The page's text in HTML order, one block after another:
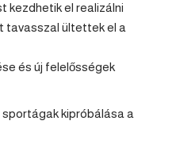
kezdhetik el realizálni
tavasszal ültettek el a
és új felelősségek
sportágak kipróbálása a